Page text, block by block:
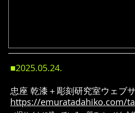
■2025.05.24.
忠座 乾漆＋彫刻研究室ウェブ
https://emuratadahiko.com/